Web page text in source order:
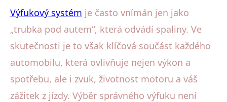
Výfukový systém je často vnímán jen jako
„trubka pod autem“, která odvádí spaliny. Ve
skutečnosti je to však klíčová součást každého
automobilu, která ovlivňuje nejen výkon a
spotřebu, ale i zvuk, životnost motoru a váš
zážitek z jízdy. Výběr správného výfuku není